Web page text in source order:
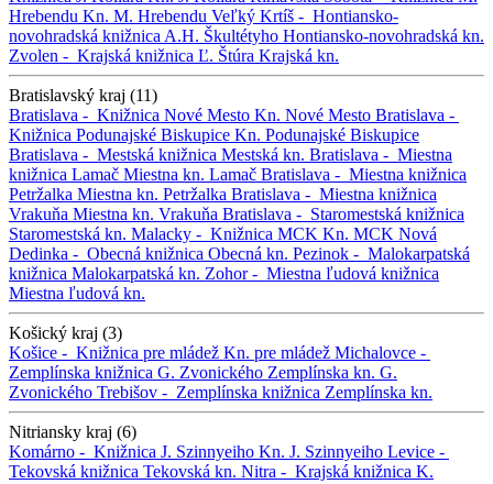
Hrebendu Kn. M. Hrebendu Veľký Krtíš - Hontiansko-
novohradská knižnica A.H. Škultétyho Hontiansko-novohradská kn.
Zvolen - Krajská knižnica Ľ. Štúra Krajská kn.
Bratislavský kraj (11)
Bratislava - Knižnica Nové Mesto Kn. Nové Mesto Bratislava -
Knižnica Podunajské Biskupice Kn. Podunajské Biskupice
Bratislava - Mestská knižnica Mestská kn. Bratislava - Miestna
knižnica Lamač Miestna kn. Lamač Bratislava - Miestna knižnica
Petržalka Miestna kn. Petržalka Bratislava - Miestna knižnica
Vrakuňa Miestna kn. Vrakuňa Bratislava - Staromestská knižnica
Staromestská kn. Malacky - Knižnica MCK Kn. MCK Nová
Dedinka - Obecná knižnica Obecná kn. Pezinok - Malokarpatská
knižnica Malokarpatská kn. Zohor - Miestna ľudová knižnica
Miestna ľudová kn.
Košický kraj (3)
Košice - Knižnica pre mládež Kn. pre mládež Michalovce -
Zemplínska knižnica G. Zvonického Zemplínska kn. G.
Zvonického Trebišov - Zemplínska knižnica Zemplínska kn.
Nitriansky kraj (6)
Komárno - Knižnica J. Szinnyeiho Kn. J. Szinnyeiho Levice -
Tekovská knižnica Tekovská kn. Nitra - Krajská knižnica K.